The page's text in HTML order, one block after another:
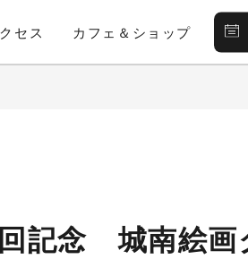
セス カフェ＆ショップ
回記念 城南絵